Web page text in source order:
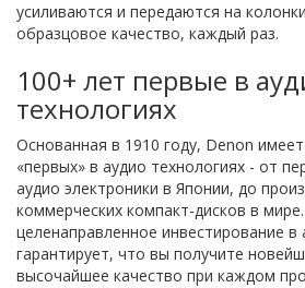
усиливаются и передаются на
образцовое качество, каждый раз.
100+ лет первые в
технологиях
Основанная в 1910 году, Denon
«первых» в аудио технологиях - от
аудио электроники в Японии, до
коммерческих компакт-дисков в
целенаправленное инвестирование в
гарантирует, что вы получите
высочайшее качество при каждом